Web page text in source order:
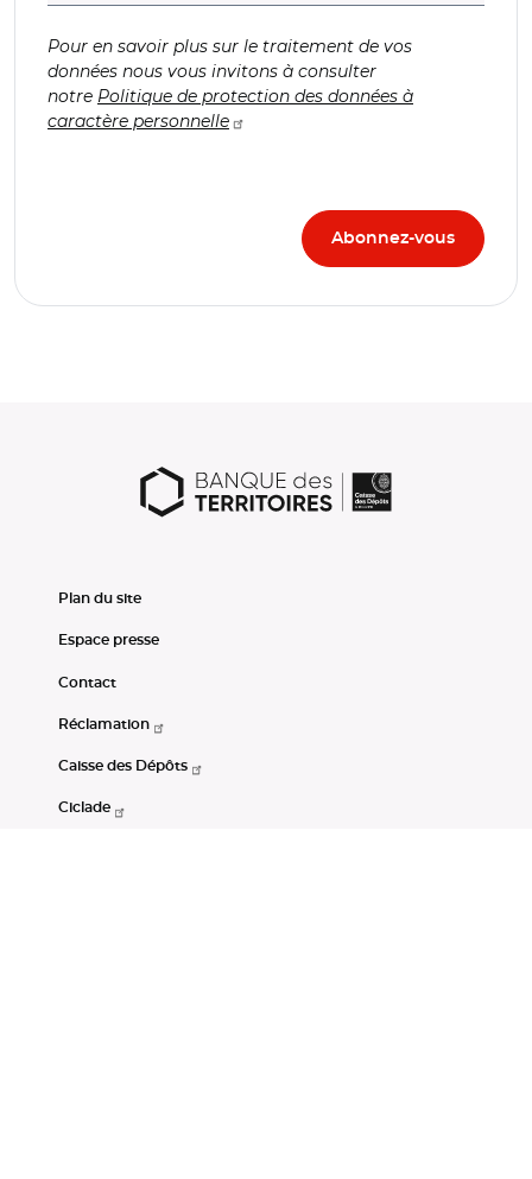
Pour en savoir plus sur le traitement de vos
données nous vous invitons à consulter
notre Politique de protection des données à
caractère personnelle
Plan du site
Espace presse
Contact
Réclamation
Caisse des Dépôts
Ciclade